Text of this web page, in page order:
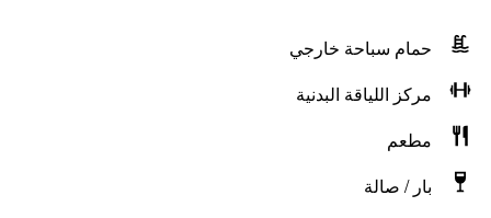
حمام سباحة خارجي
مركز اللياقة البدنية
مطعم
بار / صالة